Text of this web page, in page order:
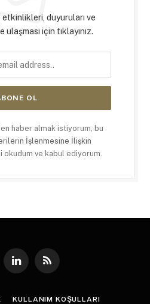
duyuruları ve
için tıklayınız.
haber almak istiyorum, bu
İşlenmesine İlişkin
okudum ve kabul ediyorum.
LinkedInRSS
KULLANIM KOŞULLARI